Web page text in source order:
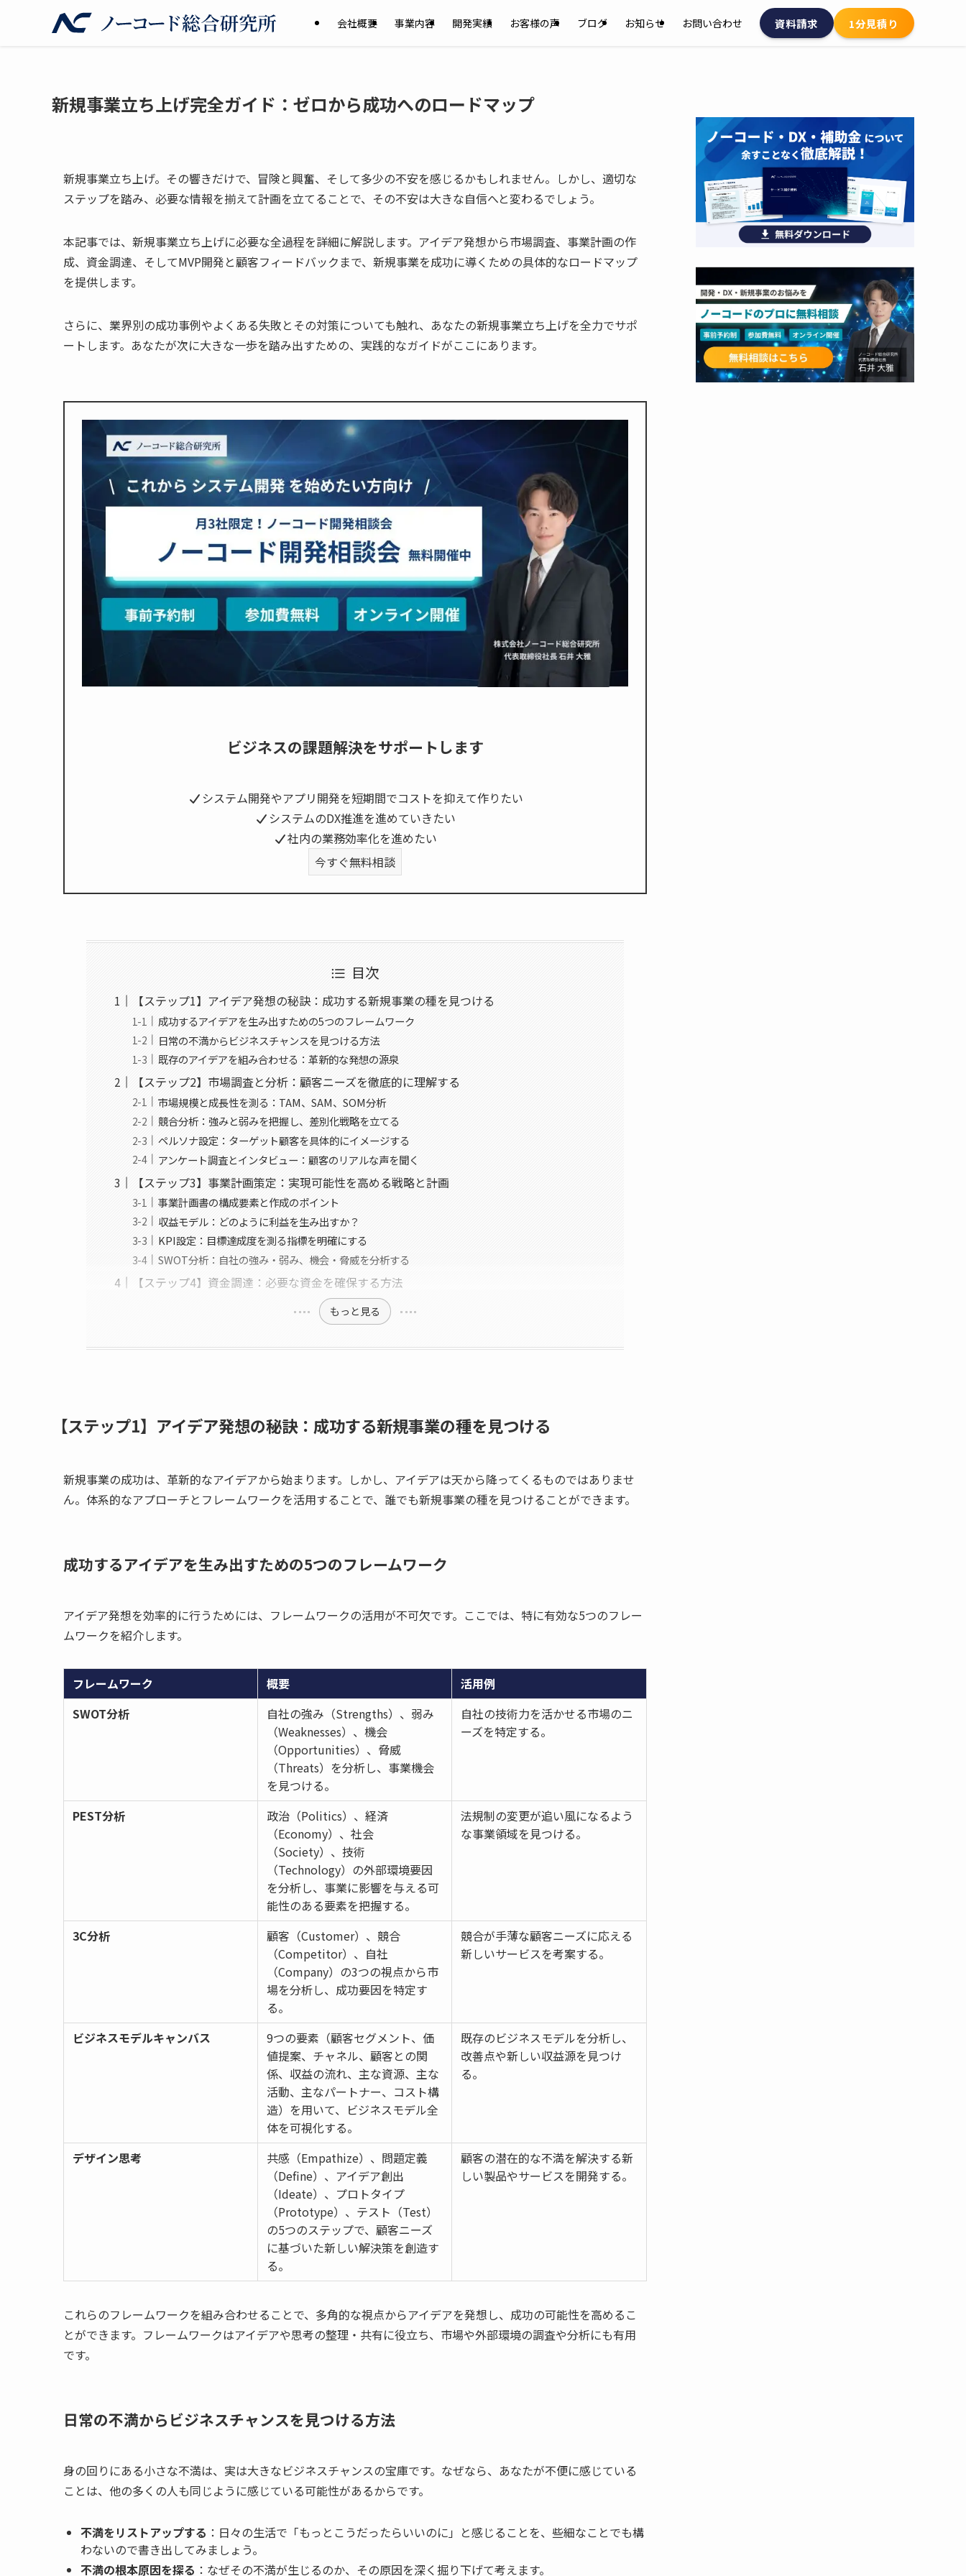
会社概要 事業内容 開発実績 お客様の声 ブログ お知らせ お問い合わせ 資料請求 1分見積り
新規事業立ち上げ完全ガイド：ゼロから成功へのロードマップ
新規事業立ち上げ。その響きだけで、冒険と興奮、そして多少の不安を感じるかもしれません。しかし、適切な
ステップを踏み、必要な情報を揃えて計画を立てることで、その不安は大きな自信へと変わるでしょう。
本記事では、新規事業立ち上げに必要な全過程を詳細に解説します。アイデア発想から市場調査、事業計画の作
成、資金調達、そしてMVP開発と顧客フィードバックまで、新規事業を成功に導くための具体的なロードマップ
を提供します。
さらに、業界別の成功事例やよくある失敗とその対策についても触れ、あなたの新規事業立ち上げを全力でサポ
ートします。あなたが次に大きな一歩を踏み出すための、実践的なガイドがここにあります。
ビジネスの課題解決をサポートします
システム開発やアプリ開発を短期間でコストを抑えて作りたい
システムのDX推進を進めていきたい
社内の業務効率化を進めたい
今すぐ無料相談
目次
【ステップ1】アイデア発想の秘訣：成功する新規事業の種を見つける
成功するアイデアを生み出すための5つのフレームワーク
日常の不満からビジネスチャンスを見つける方法
既存のアイデアを組み合わせる：革新的な発想の源泉
【ステップ2】市場調査と分析：顧客ニーズを徹底的に理解する
市場規模と成長性を測る：TAM、SAM、SOM分析
競合分析：強みと弱みを把握し、差別化戦略を立てる
ペルソナ設定：ターゲット顧客を具体的にイメージする
アンケート調査とインタビュー：顧客のリアルな声を聞く
【ステップ3】事業計画策定：実現可能性を高める戦略と計画
事業計画書の構成要素と作成のポイント
収益モデル：どのように利益を生み出すか？
KPI設定：目標達成度を測る指標を明確にする
SWOT分析：自社の強み・弱み、機会・脅威を分析する
【ステップ4】資金調達：必要な資金を確保する方法
もっと見る
【ステップ1】アイデア発想の秘訣：成功する新規事業の種を見つける
新規事業の成功は、革新的なアイデアから始まります。しかし、アイデアは天から降ってくるものではありませ
ん。体系的なアプローチとフレームワークを活用することで、誰でも新規事業の種を見つけることができます。
成功するアイデアを生み出すための5つのフレームワーク
アイデア発想を効率的に行うためには、フレームワークの活用が不可欠です。ここでは、特に有効な5つのフレー
ムワークを紹介します。
フレームワーク 概要
活用例
SWOT分析
自社の強み（Strengths）、弱み
（Weaknesses）、機会
（Opportunities）、脅威
（Threats）を分析し、事業機会
を見つける。
自社の技術力を活かせる市場のニ
ーズを特定する。
PEST分析
政治（Politics）、経済
（Economy）、社会
（Society）、技術
（Technology）の外部環境要因
を分析し、事業に影響を与える可
能性のある要素を把握する。
法規制の変更が追い風になるよう
な事業領域を見つける。
3C分析
顧客（Customer）、競合
（Competitor）、自社
（Company）の3つの視点から市
場を分析し、成功要因を特定す
る。
競合が手薄な顧客ニーズに応える
新しいサービスを考案する。
ビジネスモデルキャンバス
9つの要素（顧客セグメント、価
値提案、チャネル、顧客との関
係、収益の流れ、主な資源、主な
活動、主なパートナー、コスト構
造）を用いて、ビジネスモデル全
体を可視化する。
既存のビジネスモデルを分析し、
改善点や新しい収益源を見つけ
る。
デザイン思考
共感（Empathize）、問題定義
（Define）、アイデア創出
（Ideate）、プロトタイプ
（Prototype）、テスト（Test）
の5つのステップで、顧客ニーズ
に基づいた新しい解決策を創造す
る。
顧客の潜在的な不満を解決する新
しい製品やサービスを開発する。
これらのフレームワークを組み合わせることで、多角的な視点からアイデアを発想し、成功の可能性を高めるこ
とができます。フレームワークはアイデアや思考の整理・共有に役立ち、市場や外部環境の調査や分析にも有用
です。
日常の不満からビジネスチャンスを見つける方法
身の回りにある小さな不満は、実は大きなビジネスチャンスの宝庫です。なぜなら、あなたが不便に感じている
ことは、他の多くの人も同じように感じている可能性があるからです。
不満をリストアップする ：日々の生活で「もっとこうだったらいいのに」と感じることを、些細なことでも構
わないので書き出してみましょう。
不満の根本原因を探る ：なぜその不満が生じるのか、その原因を深く掘り下げて考えます。